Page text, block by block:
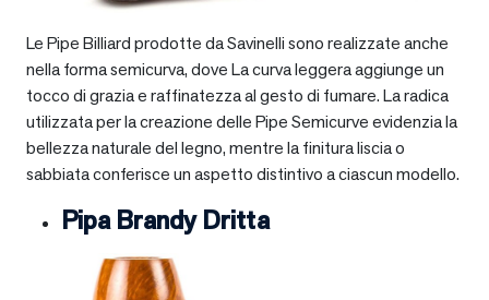
Le Pipe Billiard prodotte da Savinelli sono realizzate anche
nella forma semicurva, dove La curva leggera aggiunge un
tocco di grazia e raffinatezza al gesto di fumare. La radica
utilizzata per la creazione delle Pipe Semicurve evidenzia la
bellezza naturale del legno, mentre la finitura liscia o
sabbiata conferisce un aspetto distintivo a ciascun modello.
Pipa Brandy Dritta